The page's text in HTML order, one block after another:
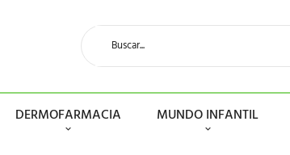
DERMOFARMACIA MUNDO INFANTIL